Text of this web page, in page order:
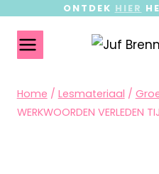
ONTDEK HIER
Home / Lesmateriaal /
WERKWOORDEN VERLEDEN